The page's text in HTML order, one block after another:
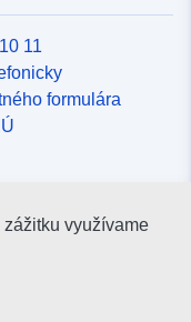
11
formulára
využívame